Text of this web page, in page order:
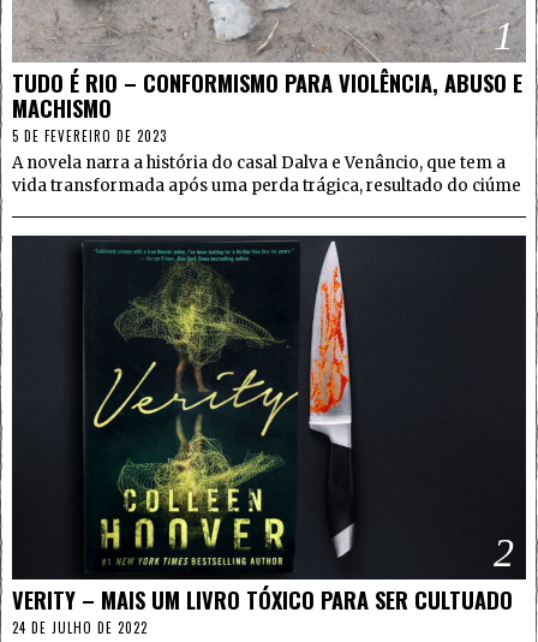
1
TUDO É RIO – CONFORMISMO PARA VIOLÊNCIA, ABUSO E
MACHISMO
5 DE FEVEREIRO DE 2023
A novela narra a história do casal Dalva e Venâncio, que tem a
vida transformada após uma perda trágica, resultado do ciúme
2
VERITY – MAIS UM LIVRO TÓXICO PARA SER CULTUADO
24 DE JULHO DE 2022